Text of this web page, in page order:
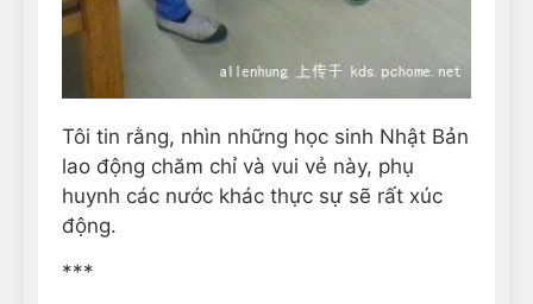
Tôi tin rằng, nhìn những học sinh Nhật Bản
lao động chăm chỉ và vui vẻ này, phụ
huynh các nước khác thực sự sẽ rất xúc
động.
***